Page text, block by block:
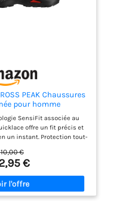
PEAK Chaussures
pour homme
SensiFit associée au
offre un fit précis et
un instant. Protection tout-
les plus accidentés.
son profil de crampons
garantit une adhérence
les types de surface et de
pieds quelles que soient la
€
€